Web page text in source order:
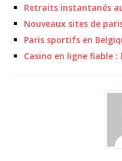
Retraits instantanés
Nouveaux sites de
Paris sportifs en
Casino en ligne fiable